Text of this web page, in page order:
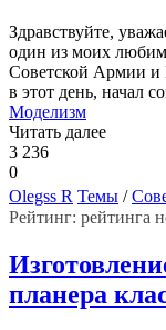
Здравствуйте,
один из моих
Советской Армии и
в этот день, начал
Моделизм
Читать далее
3 236
0
Olegss R Темы /
Рейтинг: рейтинга
планера